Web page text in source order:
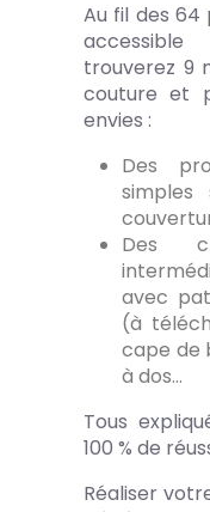
Au fil des 64
trouverez 9
couture et
envies :
Des
simples
Des
avec
(à
cape de
à dos…
Tous
100 % de
Réaliser